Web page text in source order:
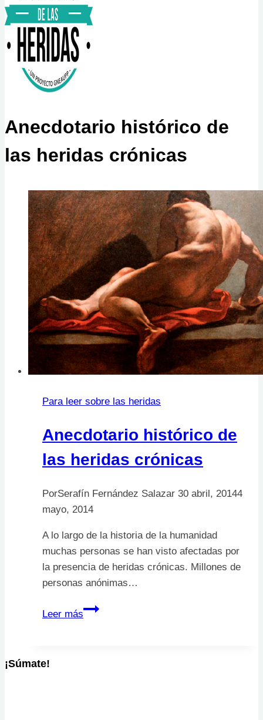
Anecdotario histórico de
las heridas crónicas
Para leer sobre las heridas
Anecdotario histórico de
las heridas crónicas
PorSerafín Fernández Salazar 30 abril, 20144
mayo, 2014
A lo largo de la historia de la humanidad
muchas personas se han visto afectadas por
la presencia de heridas crónicas. Millones de
personas anónimas…
Leer más
Anecdotario
¡Súmate!